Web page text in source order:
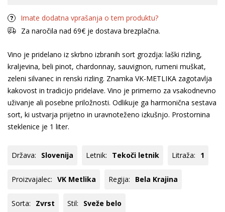
Imate dodatna vprašanja o tem produktu?
Za naročila nad 69€ je dostava brezplačna.
Vino je pridelano iz skrbno izbranih sort grozdja: laški rizling,
kraljevina, beli pinot, chardonnay, sauvignon, rumeni muškat,
zeleni silvanec in renski rizling. Znamka VK-METLIKA zagotavlja
kakovost in tradicijo pridelave. Vino je primerno za vsakodnevno
uživanje ali posebne priložnosti. Odlikuje ga harmonična sestava
sort, ki ustvarja prijetno in uravnoteženo izkušnjo. Prostornina
steklenice je 1 liter.
Država: Slovenija Letnik: Tekoči letnik Litraža: 1
Proizvajalec: VK Metlika Regija: Bela Krajina
Sorta: Zvrst Stil: Sveže belo